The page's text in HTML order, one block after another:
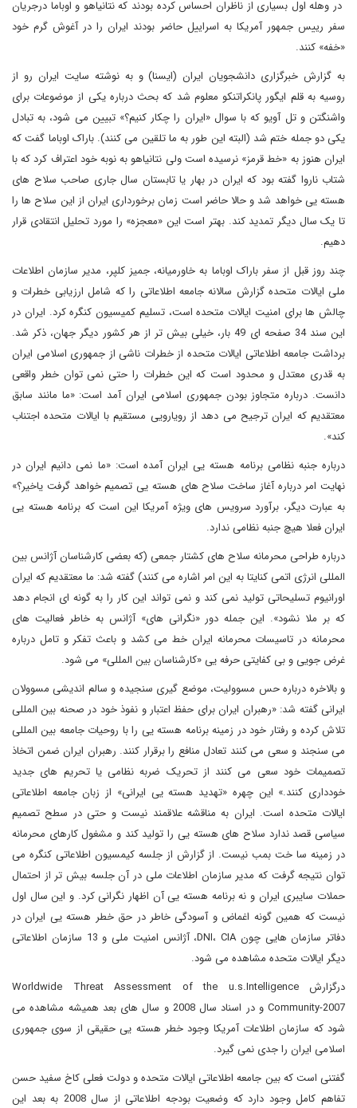
در وهله اول بسیاری از ناظران احساس کرده بودند که نتانیاهو و اوباما درجریان
سفر رییس جمهور آمریکا به اسراییل حاضر بودند ایران را در آغوش گرم خود
«خفه» کنند.
به گزارش خبرگزاری دانشجویان ایران (ایسنا) و به نوشته سایت ایران رو از
روسیه به قلم ایگور پانکراتنکو معلوم شد که بحث درباره یکی از موضوعات برای
واشنگتن و تل آویو که با سوال «ایران را چکار کنیم؟» تبیین می شود، به تبادل
یکی دو جمله ختم شد (البته این طور به ما تلقین می کنند). باراک اوباما گفت که
ایران هنوز به «خط قرمز» نرسیده است ولی نتانیاهو به نوبه خود اعتراف کرد که با
شتاب ناروا گفته بود که ایران در بهار یا تابستان سال جاری صاحب سلاح های
هسته یی خواهد شد و حالا حاضر است زمان برخورداری ایران از این سلاح ها را
تا یک سال دیگر تمدید کند. بهتر است این «معجزه» را مورد تحلیل انتقادی قرار
دهیم.
چند روز قبل از سفر باراک اوباما به خاورمیانه، جمیز کلپر، مدیر سازمان اطلاعات
ملی ایالات متحده گزارش سالانه جامعه اطلاعاتی را که شامل ارزیابی خطرات و
چالش ها برای امنیت ایالات متحده است، تسلیم کمیسیون کنگره کرد. ایران در
این سند 34 صفحه ای 49 بار، خیلی بیش تر از هر کشور دیگر جهان، ذکر شد.
برداشت جامعه اطلاعاتی ایالات متحده از خطرات ناشی از جمهوری اسلامی ایران
به قدری معتدل و محدود است که این خطرات را حتی نمی توان خطر واقعی
دانست. درباره متجاوز بودن جمهوری اسلامی ایران آمد است: «ما مانند سابق
معتقدیم که ایران ترجیح می دهد از رویارویی مستقیم با ایالات متحده اجتناب
کند».
درباره جنبه نظامی برنامه هسته یی ایران آمده است: «ما نمی دانیم ایران در
نهایت امر درباره آغاز ساخت سلاح های هسته یی تصمیم خواهد گرفت یاخیر؟»
به عبارت دیگر، برآورد سرویس های ویژه آمریکا این است که برنامه هسته یی
ایران فعلا هیچ جنبه نظامی ندارد.
درباره طراحی محرمانه سلاح های کشتار جمعی (که بعضی کارشناسان آژانس بین
المللی انرژی اتمی کنایتا به این امر اشاره می کنند) گفته شد: ما معتقدیم که ایران
اورانیوم تسلیحاتی تولید نمی کند و نمی تواند این کار را به گونه ای انجام دهد
که بر ملا نشود». این جمله دور «نگرانی های» آژانس به خاطر فعالیت های
محرمانه در تاسیسات محرمانه ایران خط می کشد و باعث تفکر و تامل درباره
غرض جویی و بی کفایتی حرفه یی «کارشناسان بین المللی» می شود.
و بالاخره درباره حس مسوولیت، موضع گیری سنجیده و سالم اندیشی مسوولان
ایرانی گفته شد: «رهبران ایران برای حفظ اعتبار و نفوذ خود در صحنه بین المللی
تلاش کرده و رفتار خود در زمینه برنامه هسته یی را با روحیات جامعه بین المللی
می سنجند و سعی می کنند تعادل منافع را برقرار کنند. رهبران ایران ضمن اتخاذ
تصمیمات خود سعی می کنند از تحریک ضربه نظامی یا تحریم های جدید
خودداری کنند.» این چهره «تهدید هسته یی ایرانی» از زبان جامعه اطلاعاتی
ایالات متحده است. ایران به مناقشه علاقمند نیست و حتی در سطح تصمیم
سیاسی قصد ندارد سلاح های هسته یی را تولید کند و مشغول کارهای محرمانه
در زمینه سا خت بمب نیست. از گزارش از جلسه کیمسیون اطلاعاتی کنگره می
توان نتیجه گرفت که مدیر سازمان اطلاعات ملی در آن جلسه بیش تر از احتمال
حملات سایبری ایران و نه برنامه هسته یی آن اظهار نگرانی کرد. و این سال اول
نیست که همین گونه اغماض و آسودگی خاطر در حق خطر هسته یی ایران در
دفاتر سازمان هایی چون DNI، CIA، آژانس امنیت ملی و 13 سازمان اطلاعاتی
دیگر ایالات متحده مشاهده می شود.
درگزارش Worldwide Threat Assessment of the u.s.Intelligence
Community-2007 و در اسناد سال 2008 و سال های بعد همیشه مشاهده می
شود که سازمان اطلاعات آمریکا وجود خطر هسته یی حقیقی از سوی جمهوری
اسلامی ایران را جدی نمی گیرد.
گفتنی است که بین جامعه اطلاعاتی ایالات متحده و دولت فعلی کاخ سفید حسن
تفاهم کامل وجود دارد که وضعیت بودجه اطلاعاتی از سال 2008 به بعد این